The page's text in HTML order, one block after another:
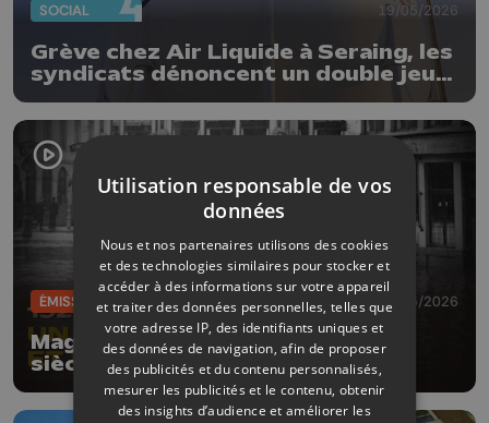
SOCIAL 19/05/2026
Grève chez Air Liquide à Seraing, les
syndicats dénoncent un double jeu
n’apprécient pas »
ÉMISSIONS 11/05/2026
Mag de la Rédac' 1926 - 2021 un
siècle, deux crues et demain?
Utilisation responsable de vos
données
Nous et nos partenaires utilisons des cookies
et des technologies similaires pour stocker et
accéder à des informations sur votre appareil
et traiter des données personnelles, telles que
votre adresse IP, des identifiants uniques et
des données de navigation, afin de proposer
des publicités et du contenu personnalisés,
mesurer les publicités et le contenu, obtenir
des insights d’audience et améliorer les